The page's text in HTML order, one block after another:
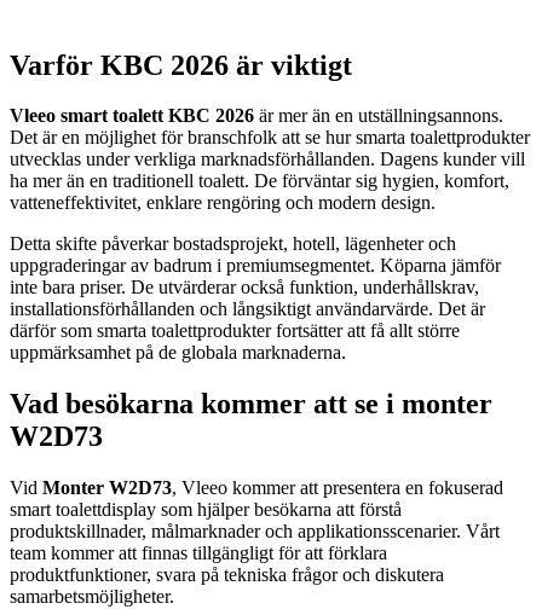
Varför KBC 2026 är viktigt
Vleeo smart toalett KBC 2026 är mer än en utställningsannons.
Det är en möjlighet för branschfolk att se hur smarta toalettprodukter
utvecklas under verkliga marknadsförhållanden. Dagens kunder vill
ha mer än en traditionell toalett. De förväntar sig hygien, komfort,
vatteneffektivitet, enklare rengöring och modern design.
Detta skifte påverkar bostadsprojekt, hotell, lägenheter och
uppgraderingar av badrum i premiumsegmentet. Köparna jämför
inte bara priser. De utvärderar också funktion, underhållskrav,
installationsförhållanden och långsiktigt användarvärde. Det är
därför som smarta toalettprodukter fortsätter att få allt större
uppmärksamhet på de globala marknaderna.
Vad besökarna kommer att se i monter
W2D73
Vid Monter W2D73, Vleeo kommer att presentera en fokuserad
smart toalettdisplay som hjälper besökarna att förstå
produktskillnader, målmarknader och applikationsscenarier. Vårt
team kommer att finnas tillgängligt för att förklara
produktfunktioner, svara på tekniska frågor och diskutera
samarbetsmöjligheter.